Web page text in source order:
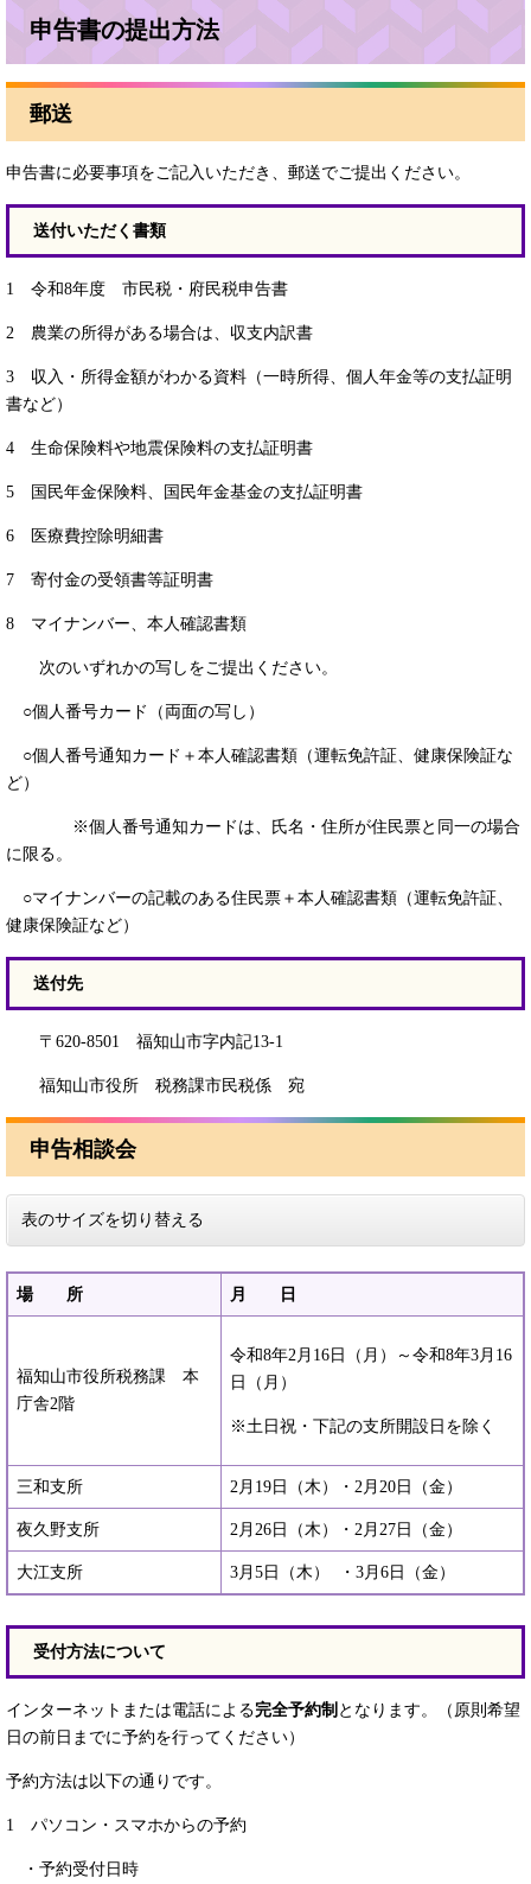
申告書の提出方法
郵送
申告書に必要事項をご記入いただき、郵送でご提出ください。
送付いただく書類
1 令和8年度 市民税・府民税申告書
2 農業の所得がある場合は、収支内訳書
3 収入・所得金額がわかる資料（一時所得、個人年金等の支払証明
書など）
4 生命保険料や地震保険料の支払証明書
5 国民年金保険料、国民年金基金の支払証明書
6 医療費控除明細書
7 寄付金の受領書等証明書
8 マイナンバー、本人確認書類
次のいずれかの写しをご提出ください。
○個人番号カード（両面の写し）
○個人番号通知カード＋本人確認書類（運転免許証、健康保険証な
ど）
※個人番号通知カードは、氏名・住所が住民票と同一の場合
に限る。
○マイナンバーの記載のある住民票＋本人確認書類（運転免許証、
健康保険証など）
送付先
〒620-8501 福知山市字内記13-1
福知山市役所 税務課市民税係 宛
申告相談会
表のサイズを切り替える
場 所 月 日
福知山市役所税務課 本
庁舎2階
令和8年2月16日（月）～令和8年3月16
日（月）
※土日祝・下記の支所開設日を除く
三和支所 2月19日（木）・2月20日（金）
夜久野支所 2月26日（木）・2月27日（金）
大江支所 3月5日（木） ・3月6日（金）
受付方法について
インターネットまたは電話による完全予約制 となります。（原則希望
日の前日までに予約を行ってください）
予約方法は以下の通りです。
1 パソコン・スマホからの予約
・予約受付日時